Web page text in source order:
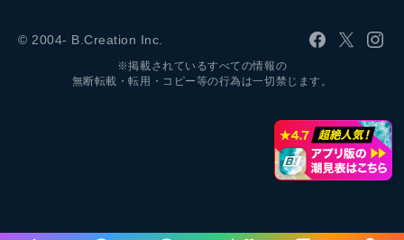
© 2004- B.Creation Inc.
※掲載されているすべての情報の
無断転載・転用・コピー等の行為は一切禁じます。